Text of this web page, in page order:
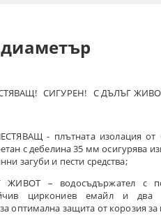
СИГУРЕН! С ДЪЛЪГ
- плътната изолация от
с дебелина 35 мм осигурява
загуби и пести средства;
– водосъдържател с
циркониев емайл и два
оптимална защита от корозия